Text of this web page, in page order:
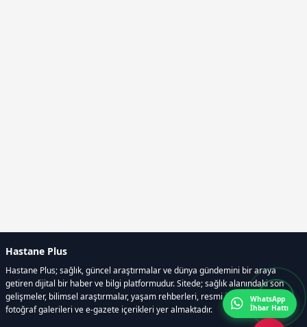
Hastane Plus
Hastane Plus; sağlık, güncel araştırmalar ve dünya gündemini bir araya
getiren dijital bir haber ve bilgi platformudur. Sitede; sağlık alanındaki son
gelişmeler, bilimsel araştırmalar, yaşam rehberleri, resmi ilanlar, video ve
fotoğraf galerileri ve e-gazete içerikleri yer almaktadır.
WhatsApp
İhbar Hattı